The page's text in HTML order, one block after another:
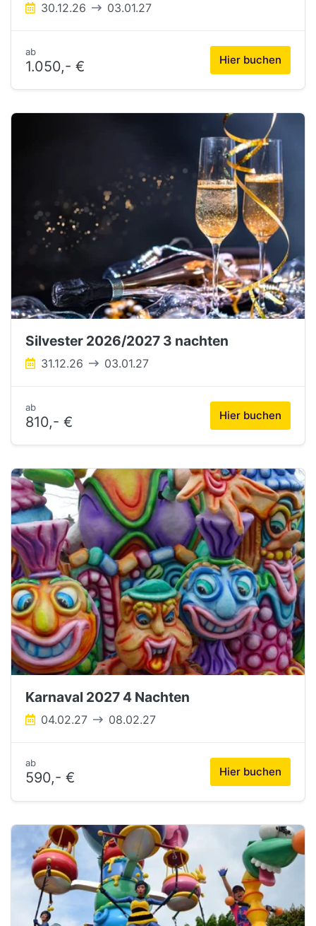
30.12.26 03.01.27
ab
1.050,- € Hier buchen
Silvester 2026/2027 3 nachten
31.12.26 03.01.27
ab
810,- € Hier buchen
Karnaval 2027 4 Nachten
04.02.27 08.02.27
ab
590,- € Hier buchen